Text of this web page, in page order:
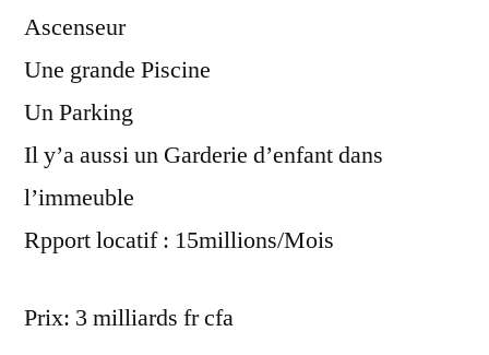
Ascenseur
Une grande Piscine
Un Parking
Il y’a aussi un Garderie d’enfant dans
l’immeuble
Rpport locatif : 15millions/Mois
Prix: 3 milliards fr cfa